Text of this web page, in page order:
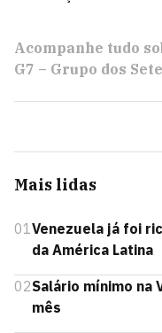
Acompanhe tudo
G7 – Grupo dos Sete
Mais lidas
01 Venezuela já foi
da América Latina
02Salário mínimo na
mês